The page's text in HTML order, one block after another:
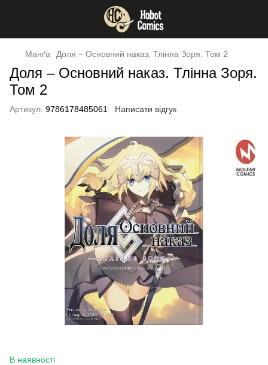
Манґа Доля – Основний наказ. Тлінна Зоря. Том 2
Доля – Основний наказ. Тлінна Зоря.
Том 2
Артикул: 9786178485061 Написати відгук
В наявності